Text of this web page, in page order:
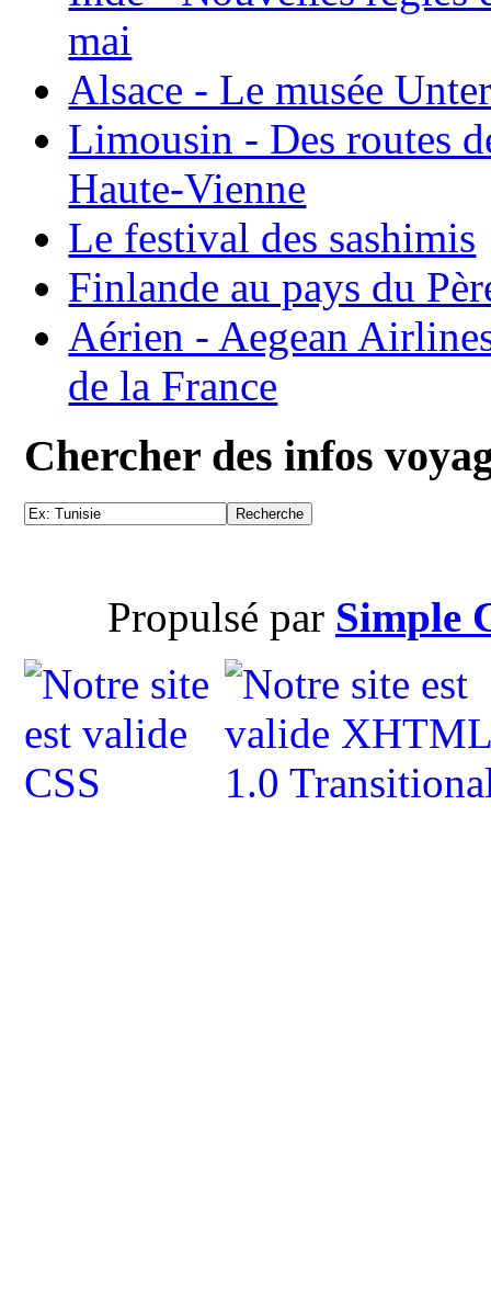
mai
Alsace - Le musée
Limousin - Des routes
Haute-Vienne
Le festival des sashimis
Finlande au pays du
Aérien - Aegean
de la France
Chercher des infos
Propulsé par Simple